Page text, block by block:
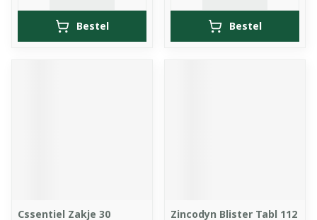
Bestel Bestel
Cssentiel Zakje 30
Zincodyn Blister Tabl 112